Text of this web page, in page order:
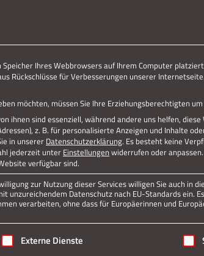
Ihres Webbrowsers auf Ihrem Computer
Rückschlüsse für Verbesserungen unserer
möchten, müssen Sie Ihre Erziehungsberechtigten
ihnen sind essenziell, während andere uns helfen,
z. B. für personalisierte Anzeigen und Inhalte
in unserer Datenschutzerklärung. Es besteht keine
jederzeit unterEinstellungen widerrufen oder anpassen.
verfügbar sind.
zur Nutzung dieser Services willigen Sie auch in
unzureichendem Datenschutz nach EU-Standards ein.
verarbeiten, ohne dass für Europäerinnen und
werden kann. Die erste Service-Gruppe
Externe Dienste